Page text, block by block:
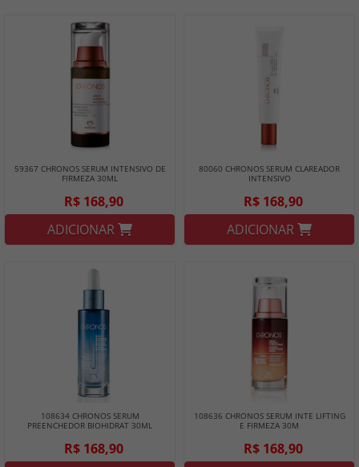
59367 CHRONOS SERUM INTENSIVO DE
FIRMEZA 30ML
R$ 168,90
ADICIONAR
80060 CHRONOS SERUM CLAREADOR
INTENSIVO
R$ 168,90
ADICIONAR
108634 CHRONOS SERUM
PREENCHEDOR BIOHIDRAT 30ML
R$ 168,90
108636 CHRONOS SERUM INTE LIFTING
E FIRMEZA 30M
R$ 168,90